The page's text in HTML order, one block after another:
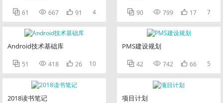
 61  667  91 4
Android技术基础库
 51  418  26 10
2018读书笔记
 90  799  17 7
PMS建设规划
 42  742  66 5
项目计划